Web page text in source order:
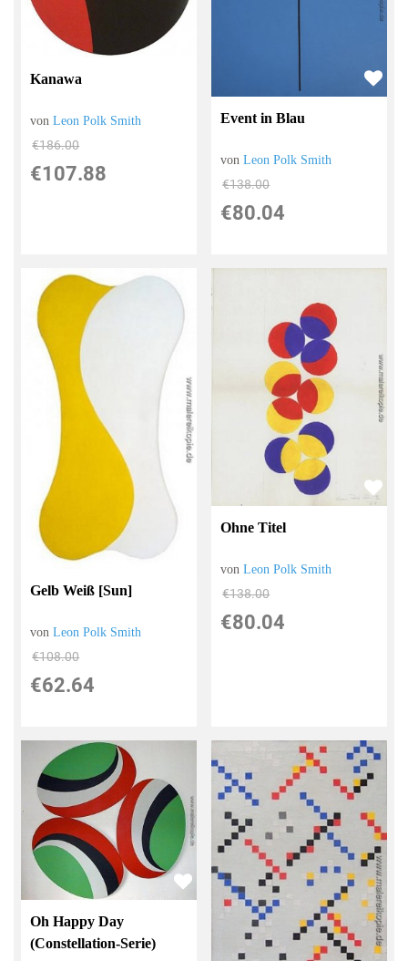
Kanawa
vonLeon Polk Smith
€186.00
€107.88
Event in Blau
vonLeon Polk Smith
€138.00
€80.04
Gelb Weiß [Sun]
vonLeon Polk Smith
€108.00
€62.64
Ohne Titel
vonLeon Polk Smith
€138.00
€80.04
Oh Happy Day
(Constellation-Serie)